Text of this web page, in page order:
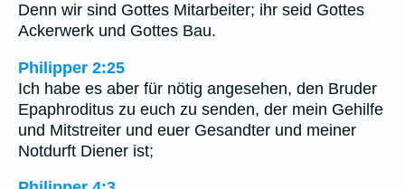
Denn wir sind Gottes Mitarbeiter; ihr seid Gottes
Ackerwerk und Gottes Bau.
Philipper 2:25
Ich habe es aber für nötig angesehen, den Bruder
Epaphroditus zu euch zu senden, der mein Gehilfe
und Mitstreiter und euer Gesandter und meiner
Notdurft Diener ist;